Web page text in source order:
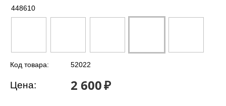
448610
Код товара: 52022
Цена: 2 600₽